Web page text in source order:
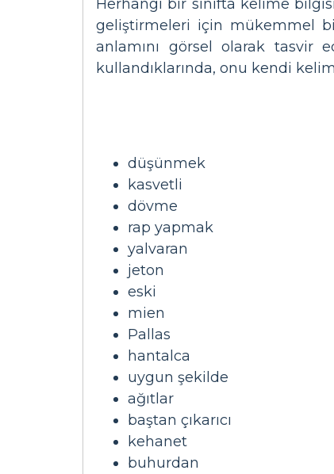
Herhangi bir sınıfta kelime
geliştirmeleri için mükemmel
anlamını görsel olarak tasvir
kullandıklarında, onu kendi
düşünmek
kasvetli
dövme
rap yapmak
yalvaran
jeton
eski
mien
Pallas
hantalca
uygun şekilde
ağıtlar
baştan çıkarıcı
kehanet
buhurdan